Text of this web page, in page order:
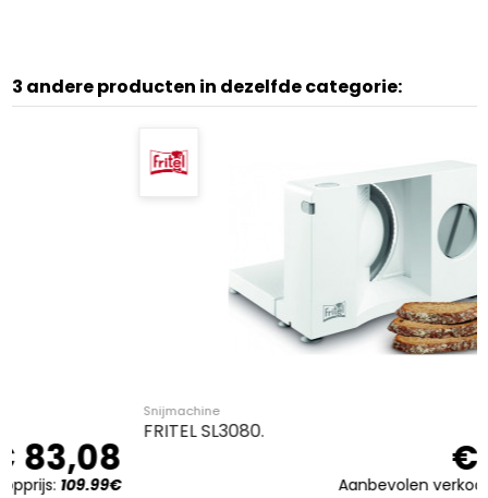
3 andere producten in dezelfde categorie:
€ 58,08
Aanbevolen verkoopprijs:64.99€